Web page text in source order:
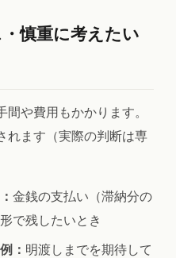
慎重に考えたい
や費用もかかります。
れます（実際の判断は専
金銭の支払い（滞納分の
で残したいとき
： 明渡しまでを期待して